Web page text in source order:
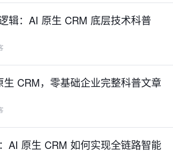
辑：AI 原生 CRM 底层技术科普
CRM，零基础企业完整科普文章
AI 原生 CRM 如何实现全链路智能